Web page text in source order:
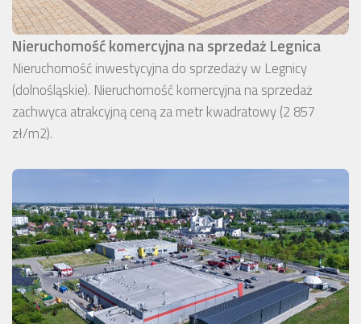
Nieruchomość komercyjna na sprzedaż Legnica
Nieruchomość inwestycyjna do sprzedaży w Legnicy
(dolnośląskie). Nieruchomość komercyjna na sprzedaż
zachwyca atrakcyjną ceną za metr kwadratowy (2 857
zł/m2).